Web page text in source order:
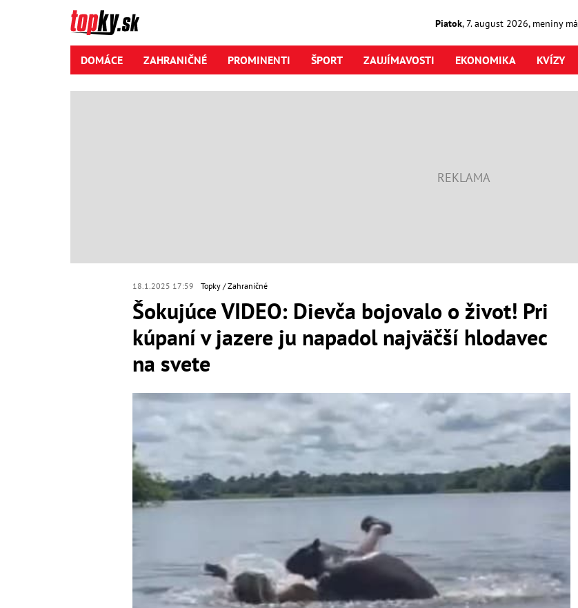
Piatok,7. august2026, meniny má
DOMÁCE ZAHRANIČNÉ PROMINENTI ŠPORT ZAUJÍMAVOSTI EKONOMIKA KVÍZY
18.1.2025 17:59 Topky Zahraničné
Šokujúce VIDEO: Dievča bojovalo o život! Pri
kúpaní v jazere ju napadol najväčší hlodavec
na svete